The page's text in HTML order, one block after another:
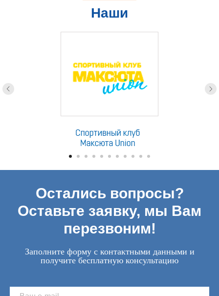
Наши
Остались вопросы?
Оставьте заявку, мы Вам
перезвоним!
Заполните форму с контактными данными и
получите бесплатную консультацию